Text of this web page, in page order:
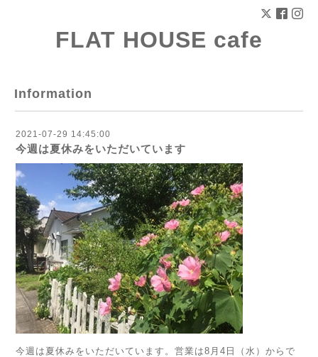
FLAT HOUSE cafe
Information
2021-07-29 14:45:00
今週は夏休みをいただいています
今週は夏休みをいただいています。営業は8月4日（水）からで